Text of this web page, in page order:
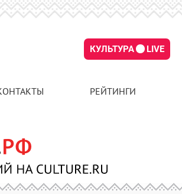
КУЛЬТУРА LIVE
РЕЙТИНГИ